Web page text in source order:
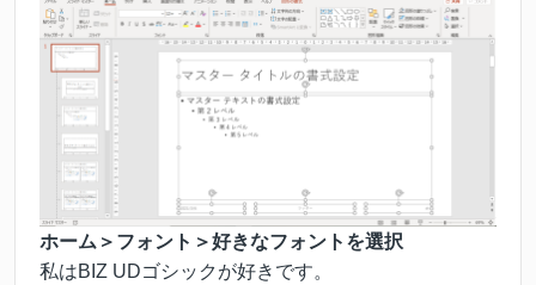
ホーム＞フォント＞好きなフォントを選択
私はBIZ UDゴシックが好きです。